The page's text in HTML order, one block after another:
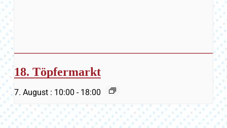
18. Töpfermarkt
7. August : 10:00 - 18:00